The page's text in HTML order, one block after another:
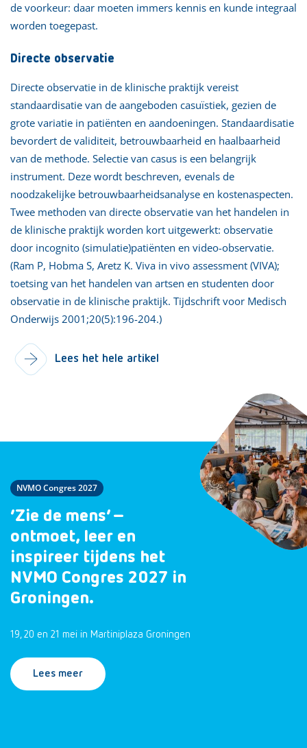
de voorkeur: daar moeten immers kennis en kunde integraal
worden toegepast.
Directe observatie
Directe observatie in de klinische praktijk vereist
standaardisatie van de aangeboden casuïstiek, gezien de
grote variatie in patiënten en aandoeningen. Standaardisatie
bevordert de validiteit, betrouwbaarheid en haalbaarheid
van de methode. Selectie van casus is een belangrijk
instrument. Deze wordt beschreven, evenals de
noodzakelijke betrouwbaarheidsanalyse en kostenaspecten.
Twee methoden van directe observatie van het handelen in
de klinische praktijk worden kort uitgewerkt: observatie
door incognito (simulatie)patiënten en video-observatie.
(Ram P, Hobma S, Aretz K. Viva in vivo assessment (VIVA);
toetsing van het handelen van artsen en studenten door
observatie in de klinische praktijk. Tijdschrift voor Medisch
Onderwijs 2001;20(5):196-204.)
Lees het hele artikel
NVMO Congres 2027
‘Zie de mens’ –
ontmoet, leer en
inspireer tijdens het
NVMO Congres 2027 in
Groningen.
19, 20 en 21 mei in Martiniplaza Groningen
Lees meer